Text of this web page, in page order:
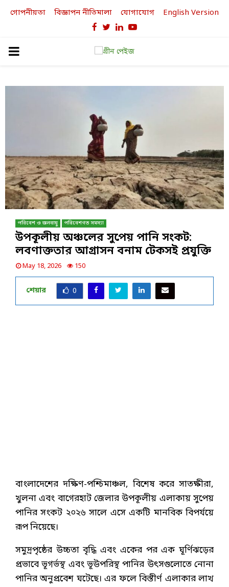
গোপনীয়তা বিজ্ঞাপন নীতিমালা যোগাযোগ English Version
Facebook
TwitterLinkedinYoutube
PRIMARY
পরিবেশ ও জলবায়ু পরিবেশগত সমস্যা
উপকূলীয় অঞ্চলের সুপেয় পানি সংকট:
লবণাক্ততার আগ্রাসন বনাম টেকসই প্রযুক্তি
May 18, 2026 150
শেয়ার 0
বাংলাদেশের দক্ষিণ-পশ্চিমাঞ্চল, বিশেষ করে সাতক্ষীরা,
খুলনা এবং বাগেরহাট জেলার উপকূলীয় এলাকায় সুপেয়
পানির সংকট ২০২৬ সালে এসে একটি মানবিক বিপর্যয়ে
রূপ নিয়েছে।
সমুদ্রপৃষ্ঠের উচ্চতা বৃদ্ধি এবং একের পর এক ঘূর্ণিঝড়ের
প্রভাবে ভূগর্ভস্থ এবং ভূউপরিস্থ পানির উৎসগুলোতে নোনা
পানির অনুপ্রবেশ ঘটেছে। এর ফলে বিস্তীর্ণ এলাকার লাখ